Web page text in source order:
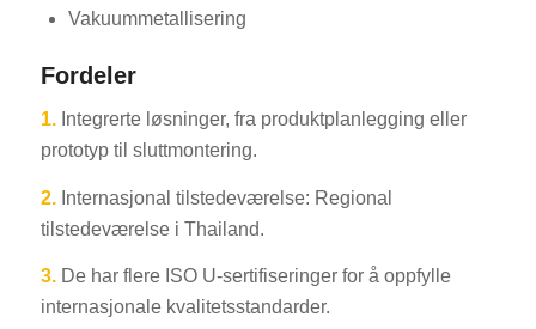
Vakuummetallisering
Fordeler
1.Integrerte løsninger, fra produktplanlegging eller
prototyp til sluttmontering.
2.Internasjonal tilstedeværelse: Regional
tilstedeværelse i Thailand.
3.De har flere ISO U-sertifiseringer for å oppfylle
internasjonale kvalitetsstandarder.
KO
PT
CS
DA
FI
EL
SV